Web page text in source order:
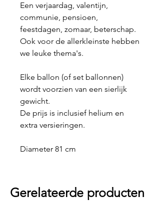
Een verjaardag, valentijn,
communie, pensioen,
feestdagen, zomaar, beterschap.
Ook voor de allerkleinste hebben
we leuke thema's.
Elke ballon (of set ballonnen)
wordt voorzien van een sierlijk
gewicht.
De prijs is inclusief helium en
extra versieringen.
Diameter 81 cm
Gerelateerde producten